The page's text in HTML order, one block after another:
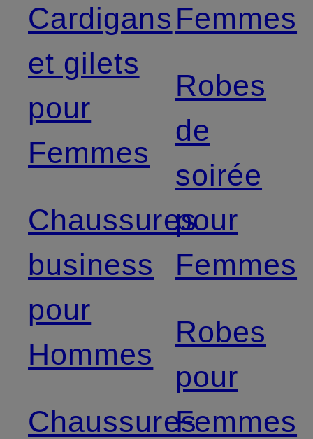
Cardigans
et gilets
pour
Femmes
Chaussures
business
pour
Hommes
Chaussures
Femmes
Robes
de
soirée
pour
Femmes
Robes
pour
Femmes